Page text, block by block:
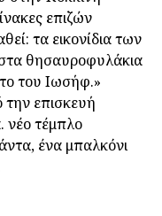
επιζών
τα εικονίδια των
θησαυροφυλάκια
του Ιωσήφ.»
επισκευή
νέο τέμπλο
ένα μπαλκόνι